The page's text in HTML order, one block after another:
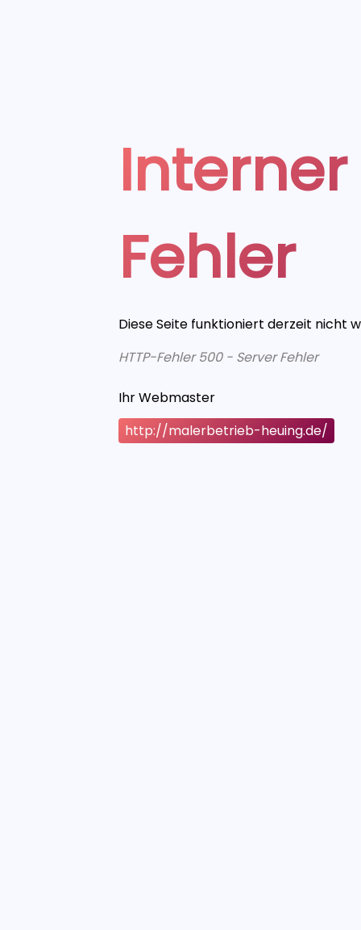
Fehler
Diese Seite funktioniert derzeit nicht
HTTP-Fehler 500 - Server Fehler
Ihr Webmaster
http://malerbetrieb-heuing.de/